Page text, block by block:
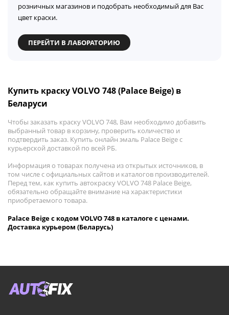
розничных магазинов и подобрать необходимый для Вас
цвет краски.
ПЕРЕЙТИ В ЛАБОРАТОРИЮ
Купить краску VOLVO 748 (Palace Beige) в
Беларуси
Чтобы заказать краску VOLVO 748, Вам необходимо добавить
выбранный товар в корзину, проверить количество и
подтвердить заказ. Купить онлайн эмаль Palace Beige с
курьерской доставкой по всей РБ.
Информация о товарах получена из открытых источников, в
том числе с официальных сайтов и каталогов производителей.
Перед тем, как купить автокраску VOLVO 748 Palace Beige,
обязательно обращайте внимание на характеристики
приобретаемого товара.
Palace Beige с кодом VOLVO 748 в каталоге с ценами.
Доставка курьером (Беларусь)